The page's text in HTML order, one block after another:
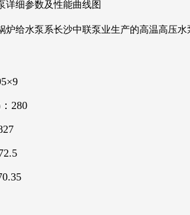
详细参数及性能曲线图
炉给水泵系长沙中联泵业生产的高温高压
280